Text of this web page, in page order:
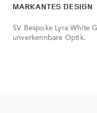
MARKANTES DESIGN
SV Bespoke Lyra White
unverkennbare Optik.